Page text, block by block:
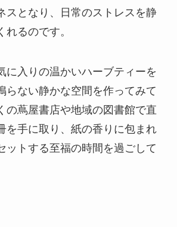
スとなり、日常のストレスを静
れるのです。
に入りの温かいハーブティーを
らない静かな空間を作ってみて
の蔦屋書店や地域の図書館で直
を手に取り、紙の香りに包まれ
ットする至福の時間を過ごして